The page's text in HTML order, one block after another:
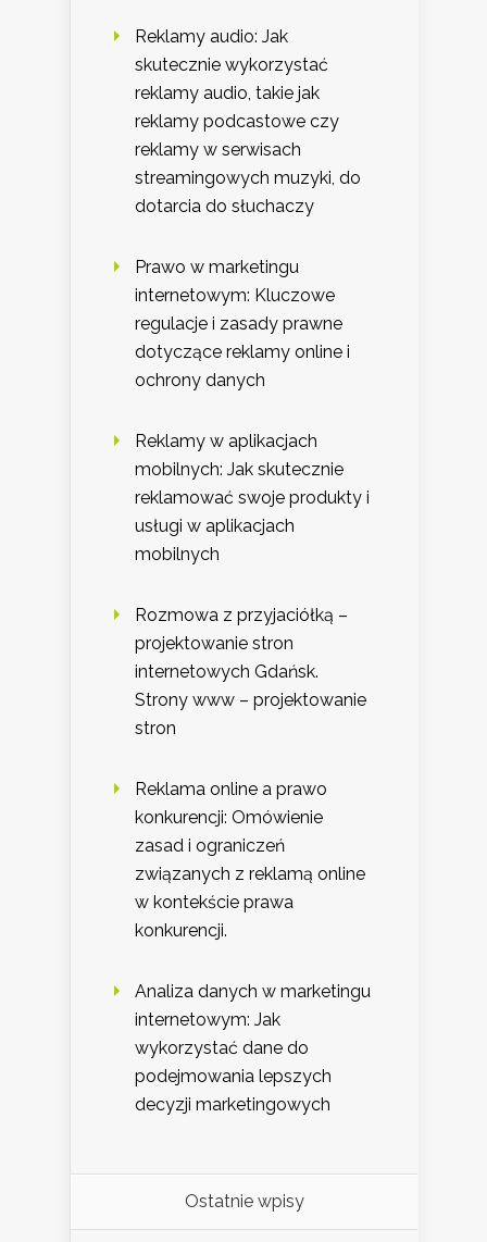
Reklamy audio: Jak
skutecznie wykorzystać
reklamy audio, takie jak
reklamy podcastowe czy
reklamy w serwisach
streamingowych muzyki, do
dotarcia do słuchaczy
Prawo w marketingu
internetowym: Kluczowe
regulacje i zasady prawne
dotyczące reklamy online i
ochrony danych
Reklamy w aplikacjach
mobilnych: Jak skutecznie
reklamować swoje produkty i
usługi w aplikacjach
mobilnych
Rozmowa z przyjaciółką –
projektowanie stron
internetowych Gdańsk.
Strony www – projektowanie
stron
Reklama online a prawo
konkurencji: Omówienie
zasad i ograniczeń
związanych z reklamą online
w kontekście prawa
konkurencji.
Analiza danych w marketingu
internetowym: Jak
wykorzystać dane do
podejmowania lepszych
decyzji marketingowych
Ostatnie wpisy